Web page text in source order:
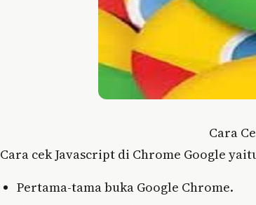
Cara
Cara cek Javascript di Chrome Google
Pertama-tama buka Google Chrome.